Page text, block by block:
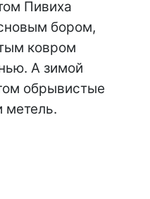
Пивиха
бором,
ковром
А зимой
обрывистые
метель.